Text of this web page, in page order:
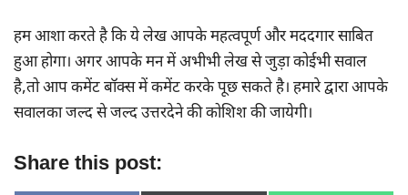
हम आशा करते है कि ये लेख आपके महत्वपूर्ण और मददगार साबित
हुआ होगा। अगर आपके मन में अभीभी लेख से जुड़ा कोईभी सवाल
है,तो आप कमेंट बॉक्स में कमेंट करके पूछ सकते है। हमारे द्वारा आपके
सवालका जल्द से जल्द उत्तरदेने की कोशिश की जायेगी।
Share this post: